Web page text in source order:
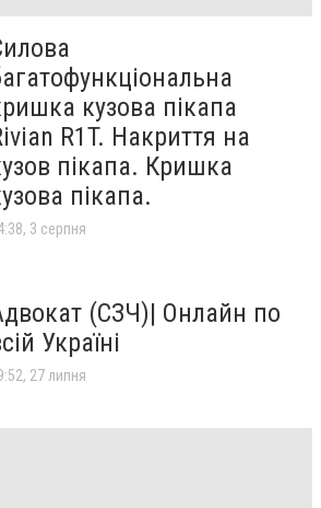
кузова пікапа
R1T. Накриття на
пікапа. Кришка
пікапа.
3 серпня
(СЗЧ)| Онлайн по
Україні
27 липня